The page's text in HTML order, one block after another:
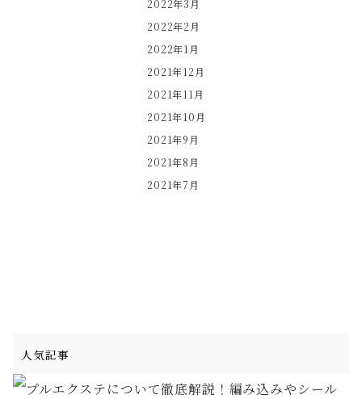
2022年3月
2022年2月
2022年1月
2021年12月
2021年11月
2021年10月
2021年9月
2021年8月
2021年7月
人気記事